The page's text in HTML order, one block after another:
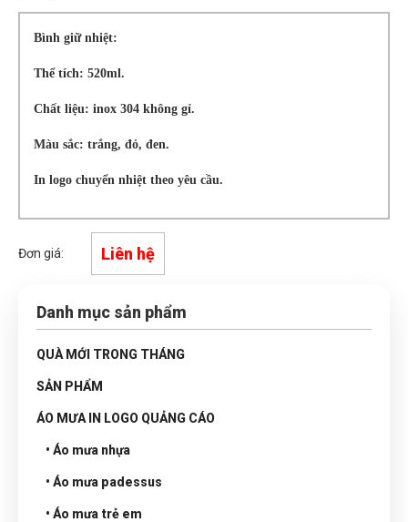
Bình giữ nhiệt:
Thể tích: 520ml.
Chất liệu: inox 304 không gỉ.
Màu sắc: trắng, đỏ, đen.
In logo chuyển nhiệt theo yêu cầu.
Đơn giá: Liên hệ
Danh mục sản phẩm
QUÀ MỚI TRONG THÁNG
SẢN PHẨM
ÁO MƯA IN LOGO QUẢNG CÁO
• Áo mưa nhựa
• Áo mưa padessus
• Áo mưa trẻ em